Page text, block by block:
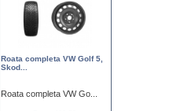
Roata completa VW Golf 5,
Skod...
Roata completa VW Go...